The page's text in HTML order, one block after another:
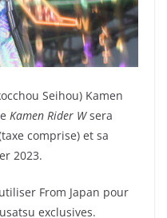
Seihou) Kamen
Kamen Rider Wsera
comprise) et sa
2023.
From Japan pour
exclusives.